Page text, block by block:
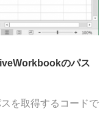
のパス
を取得するコードで